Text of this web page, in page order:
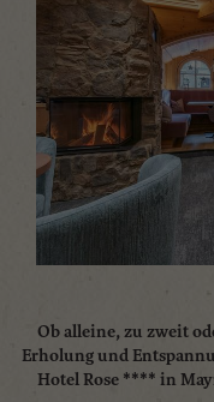
Ob alleine, zu zweit
Erholung und
Hotel Rose **** in